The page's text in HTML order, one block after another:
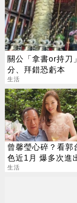
關公「拿書or持刀
分、拜錯恐虧本
生活
曾馨瑩心碎？看郭
色近1月 爆多次進
生活